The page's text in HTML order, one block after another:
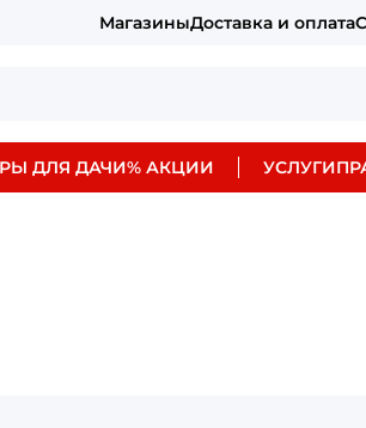
МагазиныДоставка и оплата
ДЛЯ ДАЧИ% АКЦИИ УСЛУГИ